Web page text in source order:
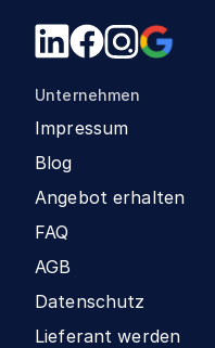
Unternehmen
Impressum
Blog
Angebot erhalten
FAQ
AGB
Datenschutz
Lieferant werden